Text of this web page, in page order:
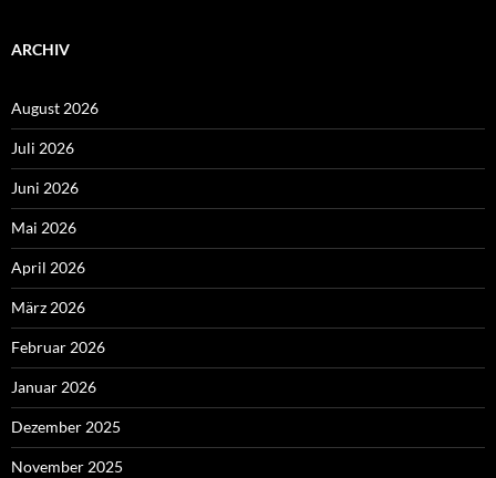
ARCHIV
August 2026
Juli 2026
Juni 2026
Mai 2026
April 2026
März 2026
Februar 2026
Januar 2026
Dezember 2025
November 2025